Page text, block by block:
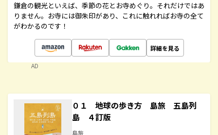
鎌倉の観光といえば、季節の花とお寺めぐり。それだけではあ
りません。お寺には御朱印があり、これに触れればお寺の全て
がわかるのです！
詳細を見る
AD
０１ 地球の歩き方 島旅 五島列
島 ４訂版
島旅